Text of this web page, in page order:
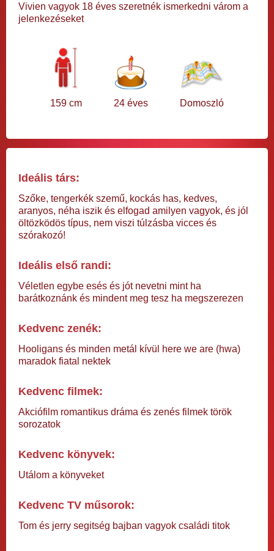
Vivien vagyok 18 éves szeretnék ismerkedni várom a
jelenkezéseket
159 cm 24 éves Domoszló
Ideális társ:
Szőke, tengerkék szemű, kockás has, kedves,
aranyos, néha iszik és elfogad amilyen vagyok, és jól
öltözködös típus, nem viszi túlzásba vicces és
szórakozó!
Ideális első randi:
Véletlen egybe esés és jót nevetni mint ha
barátkoznánk és mindent meg tesz ha megszerezen
Kedvenc zenék:
Hooligans és minden metál kívül here we are (hwa)
maradok fiatal nektek
Kedvenc filmek:
Akciófilm romantikus dráma és zenés filmek török
sorozatok
Kedvenc könyvek:
Utálom a könyveket
Kedvenc TV műsorok:
Tom és jerry segitség bajban vagyok családi titok